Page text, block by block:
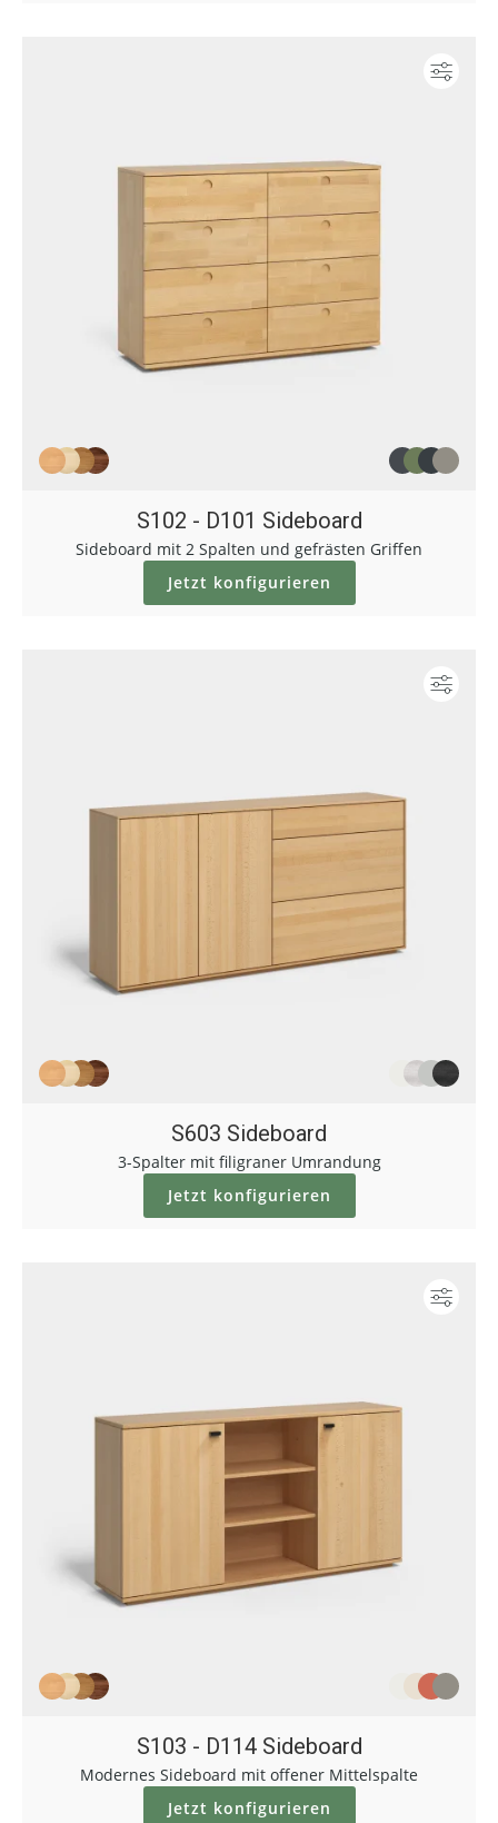
S102 - D101 Sideboard
Sideboard mit 2 Spalten und gefrästen Griffen
Jetzt konfigurieren
S603 Sideboard
3-Spalter mit filigraner Umrandung
Jetzt konfigurieren
S103 - D114 Sideboard
Modernes Sideboard mit offener Mittelspalte
Jetzt konfigurieren